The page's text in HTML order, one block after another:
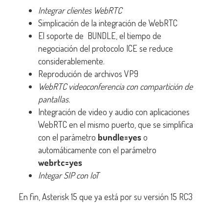
Integrar clientes WebRTC
Simplicación de la integración de WebRTC
El soporte de BUNDLE, el tiempo de
negociación del protocolo ICE se reduce
considerablemente.
Reprodución de archivos VP9
WebRTC videoconferencia con compartición de
pantallas.
Integración de video y audio con aplicaciones
WebRTC en el mismo puerto, que se simplifica
con el parámetro bundle=yeso
automáticamente con el parámetro
webrtc=yes
Integar SIP con IoT
En fin, Asterisk 15 que ya está por su versión 15 RC3